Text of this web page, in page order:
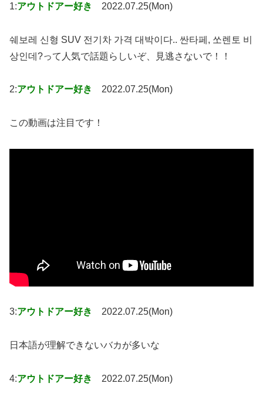
1:アウトドアー好き 2022.07.25(Mon)
쉐보레 신형 SUV 전기차 가격 대박이다.. 싼타페, 쏘렌토 비
상인데?って人気で話題らしいぞ、見逃さないで！！
2:アウトドアー好き 2022.07.25(Mon)
この動画は注目です！
3:アウトドアー好き 2022.07.25(Mon)
日本語が理解できないバカが多いな
4:アウトドアー好き 2022.07.25(Mon)